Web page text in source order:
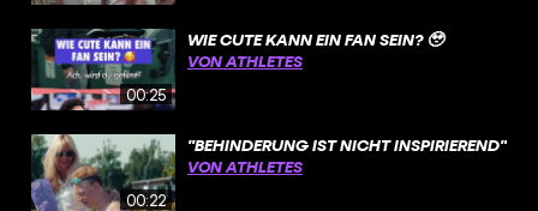
00:25
WIE CUTE KANN EIN FAN SEIN? 🥹
VON ATHLETES
00:22
"BEHINDERUNG IST NICHT INSPIRIEREND"
VON ATHLETES